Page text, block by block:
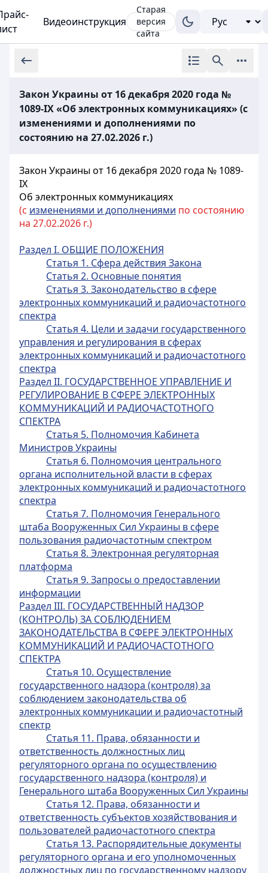
Видеоинструкция
Старая
версия
сайта
Закон Украины от 16 декабря 2020 года №
1089-IX «Об электронных коммуникациях» (с
изменениями и дополнениями по
состоянию на 27.02.2026 г.)
Закон Украины от 16 декабря 2020 года № 1089-
IX
Об электронных коммуникациях
(с изменениями и дополнениями по состоянию
на 27.02.2026 г.)
Раздел I. ОБЩИЕ ПОЛОЖЕНИЯ
Статья 1. Сфера действия Закона
Статья 2. Основные понятия
Статья 3. Законодательство в сфере
электронных коммуникаций и радиочастотного
спектра
Статья 4. Цели и задачи государственного
управления и регулирования в сферах
электронных коммуникаций и радиочастотного
спектра
Раздел II. ГОСУДАРСТВЕННОЕ УПРАВЛЕНИЕ И
РЕГУЛИРОВАНИЕ В СФЕРЕ ЭЛЕКТРОННЫХ
КОММУНИКАЦИЙ И РАДИОЧАСТОТНОГО
СПЕКТРА
Статья 5. Полномочия Кабинета
Министров Украины
Статья 6. Полномочия центрального
органа исполнительной власти в сферах
электронных коммуникаций и радиочастотного
спектра
Статья 7. Полномочия Генерального
штаба Вооруженных Сил Украины в сфере
пользования радиочастотным спектром
Статья 8. Электронная регуляторная
платформа
Статья 9. Запросы о предоставлении
информации
Раздел III. ГОСУДАРСТВЕННЫЙ НАДЗОР
(КОНТРОЛЬ) ЗА СОБЛЮДЕНИЕМ
ЗАКОНОДАТЕЛЬСТВА В СФЕРЕ ЭЛЕКТРОННЫХ
КОММУНИКАЦИЙ И РАДИОЧАСТОТНОГО
СПЕКТРА
Статья 10. Осуществление
государственного надзора (контроля) за
соблюдением законодательства об
электронных коммуникации и радиочастотный
спектр
Статья 11. Права, обязанности и
ответственность должностных лиц
регуляторного органа по осуществлению
государственного надзора (контроля) и
Генерального штаба Вооруженных Сил Украины
Статья 12. Права, обязанности и
ответственность субъектов хозяйствования и
пользователей радиочастотного спектра
Статья 13. Распорядительные документы
регуляторного органа и его уполномоченных
должностных лиц по государственному надзору